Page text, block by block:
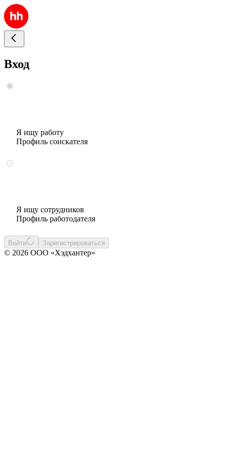
Вход
Я ищу работу
Профиль соискателя
Я ищу сотрудников
Профиль работодателя
Войти Зарегистрироваться
© 2026 ООО «Хэдхантер»